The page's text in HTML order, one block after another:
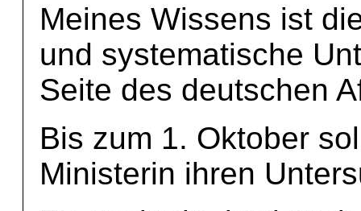
Meines Wissens ist
und systematische
Seite des deutschen
Bis zum 1. Oktober
Ministerin ihren